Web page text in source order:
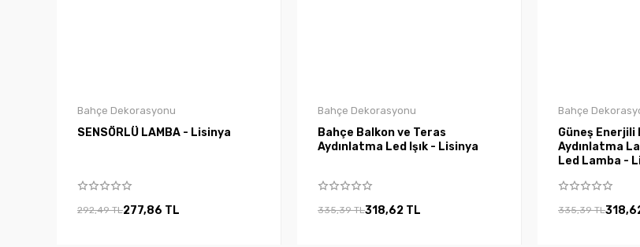
Bahçe Dekorasyonu
SENSÖRLÜ LAMBA - Lisinya
292,49 TL277,86 TL
Bahçe Dekorasyonu
Bahçe Balkon ve Teras
Aydınlatma Led Işık - Lisinya
335,39 TL318,62 TL
Bahçe
Güneş Enerjili
Aydınlatma
Led Lamba -
335,39 TL